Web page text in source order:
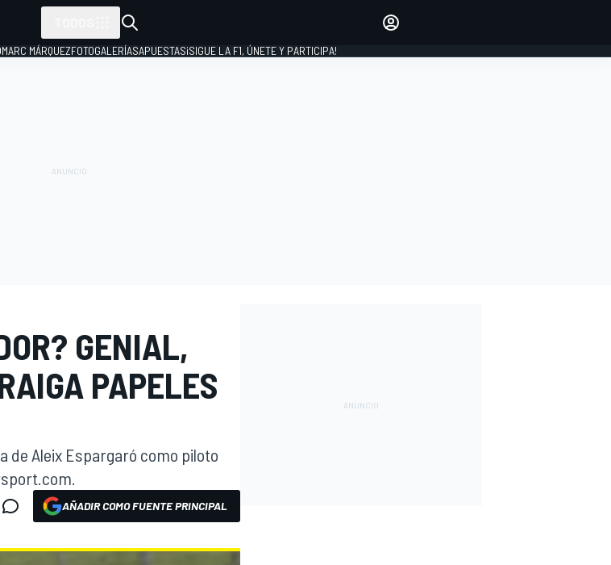
MARC MÁRQUEZFOTOGALERÍASAPUESTAS¡SIGUE LA F1, ÚNETE Y PARTICIPA!
GENIAL,
PAPELES
de Aleix Espargaró como piloto
AÑADIR COMO FUENTE PRINCIPAL